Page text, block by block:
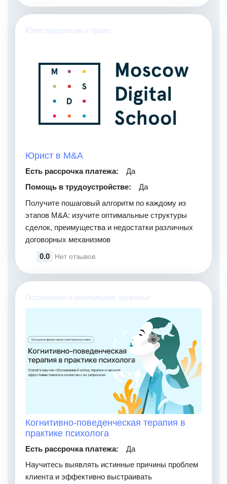
Юриспруденция и право
Юрист в M&A
Есть рассрочка платежа:
Да
Помощь в трудоустройстве:
Да
Получите пошаговый алгоритм по каждому из
этапов M&A: изучите оптимальные структуры
сделок, преимущества и недостатки различных
договорных механизмов
0.0
Нет отзывов
Психология и ментальное здоровье
Когнитивно-поведенческая терапия в
практике психолога
Есть рассрочка платежа:
Да
Научитесь выявлять истинные причины проблем
клиента и эффективно выстраивать